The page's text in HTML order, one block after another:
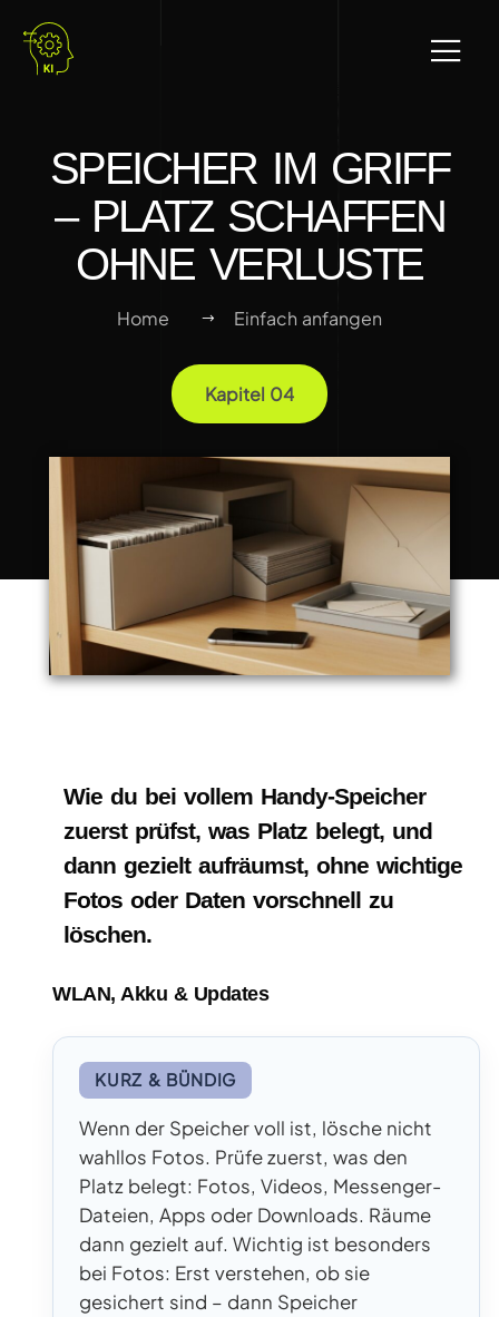
SPEICHER IM GRIFF
– PLATZ SCHAFFEN
OHNE VERLUSTE
Home Einfach anfangen
Kapitel 04
Wie du bei vollem Handy-Speicher
zuerst prüfst, was Platz belegt, und
dann gezielt aufräumst, ohne wichtige
Fotos oder Daten vorschnell zu
löschen.
WLAN, Akku & Updates
KURZ & BÜNDIG
Wenn der Speicher voll ist, lösche nicht
wahllos Fotos. Prüfe zuerst, was den
Platz belegt: Fotos, Videos, Messenger-
Dateien, Apps oder Downloads. Räume
dann gezielt auf. Wichtig ist besonders
bei Fotos: Erst verstehen, ob sie
gesichert sind – dann Speicher